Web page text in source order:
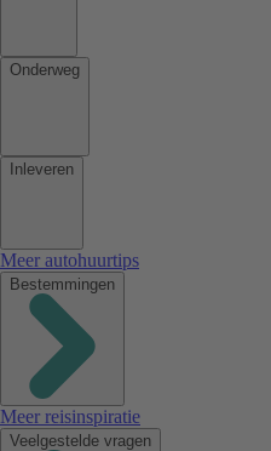
Onderweg
Inleveren
Meer autohuurtips
Bestemmingen
Meer reisinspiratie
Veelgestelde vragen